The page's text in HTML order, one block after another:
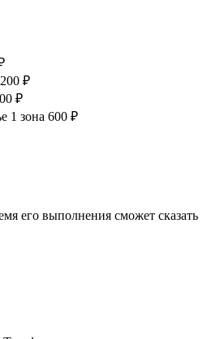
₽
₽
1 зона 600 ₽
его выполнения сможет сказать